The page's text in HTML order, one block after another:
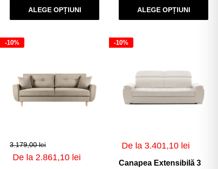
ALEGE OPȚIUNI ALEGE OPȚIUNI
-10%
Preț
De la 2.861,10 lei
3.179,00 lei
-10%
Preț
vânzare
De la 3.401,10 lei
Canapea Extensibilă 3